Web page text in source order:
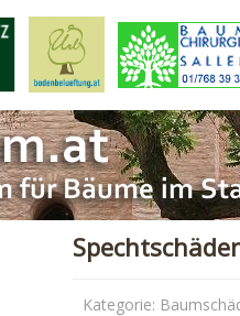
Kategorie: